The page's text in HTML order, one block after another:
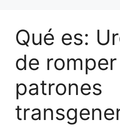
Qué es:
de romper
patrones